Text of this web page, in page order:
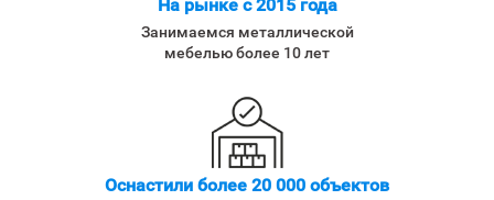
На рынке с 2015 года
Занимаемся металлической
мебелью более 10 лет
Оснастили более 20 000 объектов